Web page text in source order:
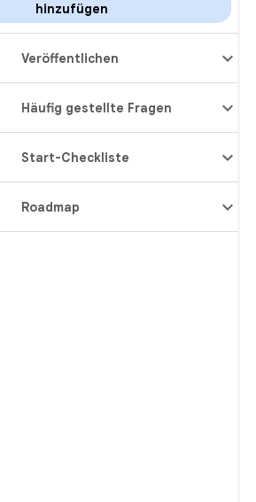
hinzufügen
Veröffentlichen
Häufig gestellte Fragen
Start-Checkliste
Roadmap